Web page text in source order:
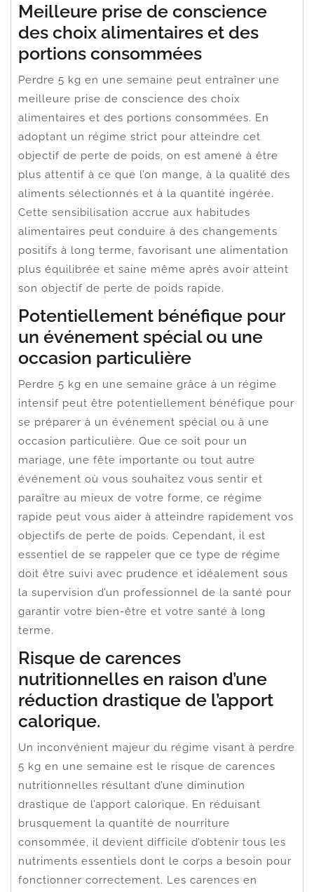
Meilleure prise de conscience
des choix alimentaires et des
portions consommées
Perdre 5 kg en une semaine peut entraîner une
meilleure prise de conscience des choix
alimentaires et des portions consommées. En
adoptant un régime strict pour atteindre cet
objectif de perte de poids, on est amené à être
plus attentif à ce que l’on mange, à la qualité des
aliments sélectionnés et à la quantité ingérée.
Cette sensibilisation accrue aux habitudes
alimentaires peut conduire à des changements
positifs à long terme, favorisant une alimentation
plus équilibrée et saine même après avoir atteint
son objectif de perte de poids rapide.
Potentiellement bénéfique pour
un événement spécial ou une
occasion particulière
Perdre 5 kg en une semaine grâce à un régime
intensif peut être potentiellement bénéfique pour
se préparer à un événement spécial ou à une
occasion particulière. Que ce soit pour un
mariage, une fête importante ou tout autre
événement où vous souhaitez vous sentir et
paraître au mieux de votre forme, ce régime
rapide peut vous aider à atteindre rapidement vos
objectifs de perte de poids. Cependant, il est
essentiel de se rappeler que ce type de régime
doit être suivi avec prudence et idéalement sous
la supervision d’un professionnel de la santé pour
garantir votre bien-être et votre santé à long
terme.
Risque de carences
nutritionnelles en raison d’une
réduction drastique de l’apport
calorique.
Un inconvénient majeur du régime visant à perdre
5 kg en une semaine est le risque de carences
nutritionnelles résultant d’une diminution
drastique de l’apport calorique. En réduisant
brusquement la quantité de nourriture
consommée, il devient difficile d’obtenir tous les
nutriments essentiels dont le corps a besoin pour
fonctionner correctement. Les carences en